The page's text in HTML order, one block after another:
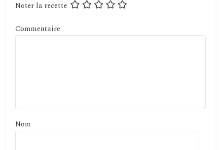
Noter la recette
Commentaire
Nom